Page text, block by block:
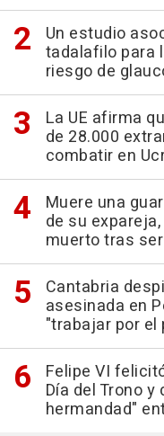
Un estudio
tadalafilo para
riesgo de
La UE afirma
de 28.000
combatir en
Muere una
de su
muerto tras
Cantabria
asesinada en
"trabajar por el
Felipe VI
Día del Trono
hermandad"